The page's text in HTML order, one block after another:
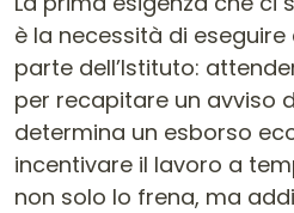
è la necessità di
parte dell’Istituto:
per recapitare un avviso
determina un esborso
incentivare il lavoro a
non solo lo frena, ma